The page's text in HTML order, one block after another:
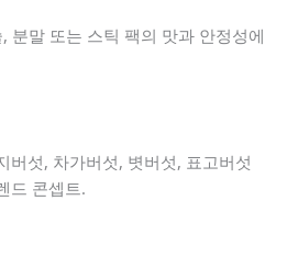
분말 또는 스틱 팩의 맛과 안정성에
버섯, 차가버섯, 볏버섯, 표고버섯
드 콘셉트.